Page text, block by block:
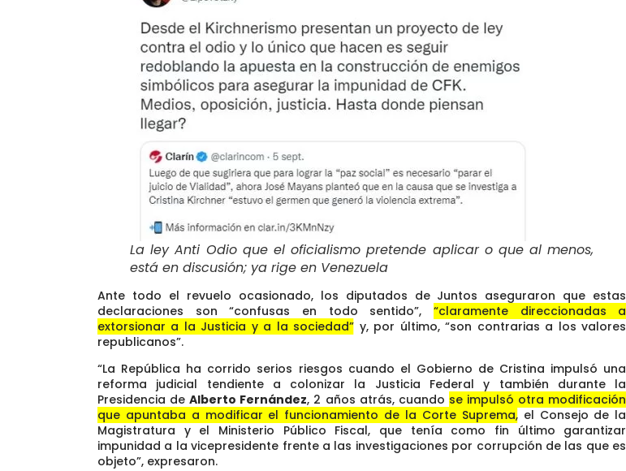
La ley Anti Odio que el oficialismo pretende aplicar o que al menos,
está en discusión; ya rige en Venezuela
Ante todo el revuelo ocasionado, los diputados de Juntos aseguraron que estas
declaraciones son “confusas en todo sentido”, “claramente direccionadas a
extorsionar a la Justicia y a la sociedad” y, por último, “son contrarias a los valores
republicanos”.
“La República ha corrido serios riesgos cuando el Gobierno de Cristina impulsó una
reforma judicial tendiente a colonizar la Justicia Federal y también durante la
Presidencia deAlberto Fernández, 2 años atrás, cuando se impulsó otra modificación
que apuntaba a modificar el funcionamiento de la Corte Suprema, el Consejo de la
Magistratura y el Ministerio Público Fiscal, que tenía como fin último garantizar
impunidad a la vicepresidente frente a las investigaciones por corrupción de las que es
objeto”, expresaron.